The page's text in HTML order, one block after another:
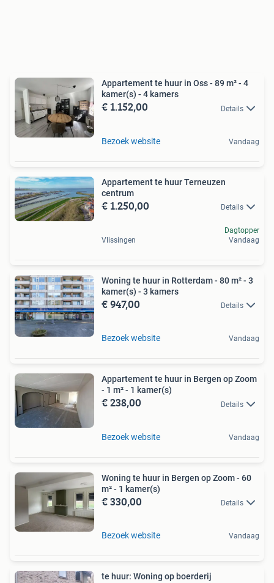
Appartement te huur in Oss - 89 m² - 4
kamer(s) - 4 kamers
€ 1.152,00 Details
Bezoek website Vandaag
Appartement te huur Terneuzen
centrum
€ 1.250,00 Details
Vlissingen
Dagtopper
Vandaag
Woning te huur in Rotterdam - 80 m² - 3
kamer(s) - 3 kamers
€ 947,00 Details
Bezoek website Vandaag
Appartement te huur in Bergen op Zoom
- 1 m² - 1 kamer(s)
€ 238,00 Details
Bezoek website Vandaag
Woning te huur in Bergen op Zoom - 60
m² - 1 kamer(s)
€ 330,00 Details
Bezoek website Vandaag
te huur: Woning op boerderij